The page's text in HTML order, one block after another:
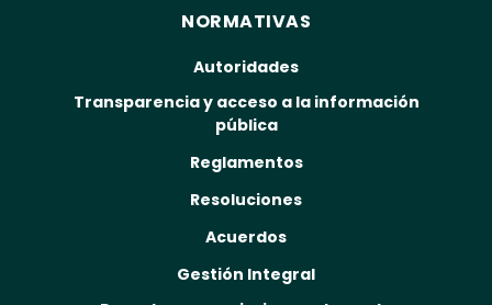
NORMATIVAS
Autoridades
Transparencia y acceso a la información
pública
Reglamentos
Resoluciones
Acuerdos
Gestión Integral